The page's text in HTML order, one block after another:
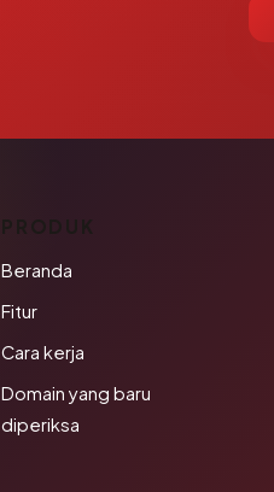
PRODUK
Beranda
Fitur
Cara kerja
Domain yang baru
diperiksa